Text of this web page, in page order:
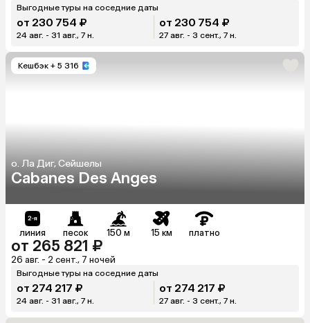
Выгодные туры на соседние даты
от 230 754 ₽
24 авг. - 31 авг., 7 н.
от 230 754 ₽
27 авг. - 3 сент., 7 н.
Кешбэк + 5 316
о. Ла Диг, Сейшелы
Cabanes Des Anges
линия песок 150 м 15 км платно
от 265 821 ₽
26 авг. - 2 сент., 7 ночей
Выгодные туры на соседние даты
от 274 217 ₽
24 авг. - 31 авг., 7 н.
от 274 217 ₽
27 авг. - 3 сент., 7 н.